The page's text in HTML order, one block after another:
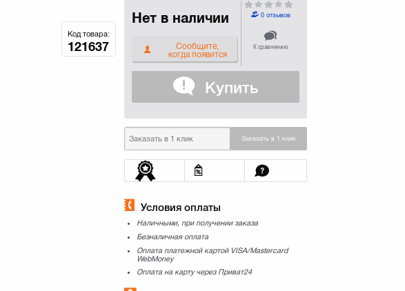
Код товара:
121637
Нет в наличии
Сообщите,
когда появится
0 отзывов
К сравнению
Купить
Заказать в 1 клик
Условия оплаты
Наличными, при получении заказа
Безналичная оплата
Оплата платежной картой VISA/Mastercard
WebMoney
Оплата на карту через Приват24